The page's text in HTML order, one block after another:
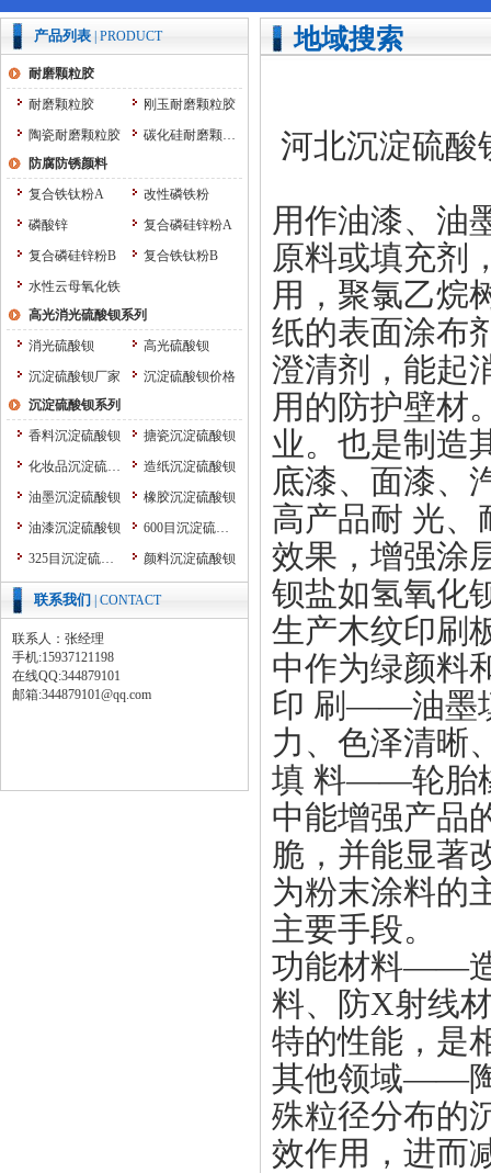
地域搜索
河北沉淀硫酸
用作油漆、油
原料或填充剂
用，聚氯乙烷
纸的表面涂布
澄清剂，能起
用的防护壁材
业。也是制造
底漆、面漆、
高产品耐 光、
效果，增强涂
钡盐如氢氧化
生产木纹印刷
中作为绿颜料
印 刷——油墨
力、色泽清晰
填 料——轮胎
中能增强产品
脆，并能显著
为粉末涂料的
主要手段。
功能材料——
料、防X射线
特的性能，是
其他领域——
殊粒径分布的
效作用，进而
产品列表 | PRODUCT
耐磨颗粒胶
耐磨颗粒胶
刚玉耐磨颗粒胶
陶瓷耐磨颗粒胶
碳化硅耐磨颗粒胶
防腐防锈颜料
复合铁钛粉A
改性磷铁粉
磷酸锌
复合磷硅锌粉A
复合磷硅锌粉B
复合铁钛粉B
水性云母氧化铁
高光消光硫酸钡系列
消光硫酸钡
高光硫酸钡
沉淀硫酸钡厂家
沉淀硫酸钡价格
沉淀硫酸钡系列
香料沉淀硫酸钡
搪瓷沉淀硫酸钡
化妆品沉淀硫酸钡
造纸沉淀硫酸钡
油墨沉淀硫酸钡
橡胶沉淀硫酸钡
油漆沉淀硫酸钡
600目沉淀硫酸钡
325目沉淀硫酸钡
颜料沉淀硫酸钡
涂料沉淀硫酸钡
塑料沉淀硫酸钡
改性沉淀硫酸钡
耐磨颗粒胶
联系我们 | CONTACT
联系人：张经理
手机:15937121198
在线QQ:344879101
邮箱:344879101@qq.com